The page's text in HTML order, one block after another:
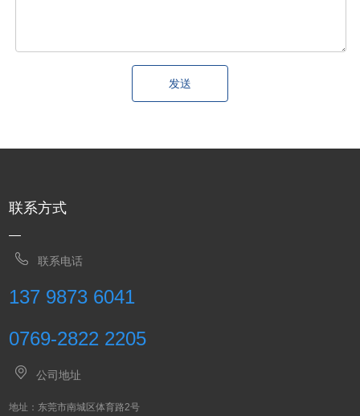
发送
联系方式
联系电话
137 9873 6041
0769-2822 2205
公司地址
地址：东莞市南城区体育路2号